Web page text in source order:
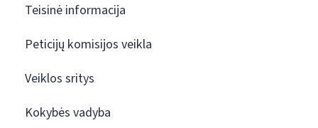
Teisinė informacija
Peticijų komisijos veikla
Veiklos sritys
Kokybės vadyba